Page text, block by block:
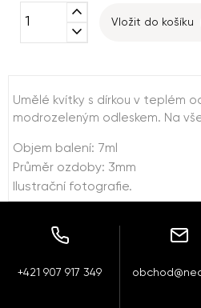
expand_less
expand_more
Vložit do košíku
Umělé kvítky s dírkou v teplém
modrozeleným odleskem. Na
Objem balení: 7ml
Průměr ozdoby: 3mm
Ilustrační fotografie.
+421 907 917 349